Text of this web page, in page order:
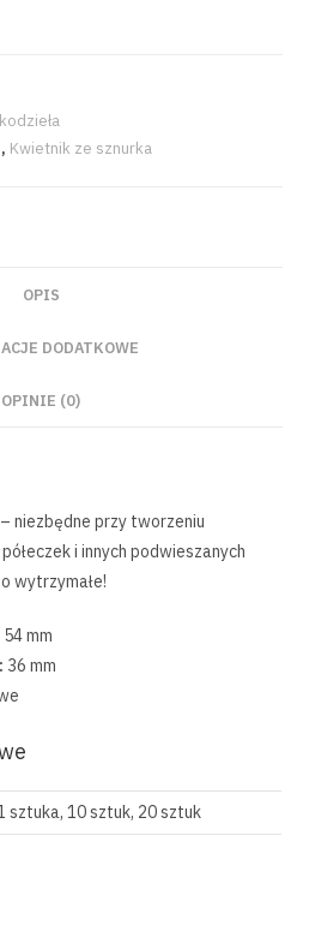
, Kwietnik ze sznurka
OPIS
DODATKOWE
OPINIE (0)
niezbędne przy tworzeniu
i innych podwieszanych
wytrzymałe!
54 mm
36 mm
sztuka, 10 sztuk, 20 sztuk